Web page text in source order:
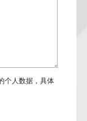
个人数据，具体